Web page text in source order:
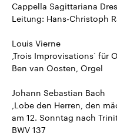
Cappella Sagittariana
Leitung: Hans-Christoph
Louis Vierne
‚Trois Improvisations‘ für
Ben van Oosten, Orgel
Johann Sebastian Bach
‚Lobe den Herren, den
am 12. Sonntag nach
BWV 137